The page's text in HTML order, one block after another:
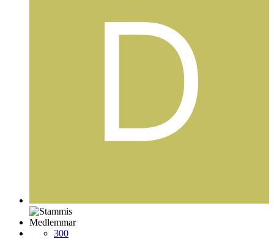
Medlemmar
300